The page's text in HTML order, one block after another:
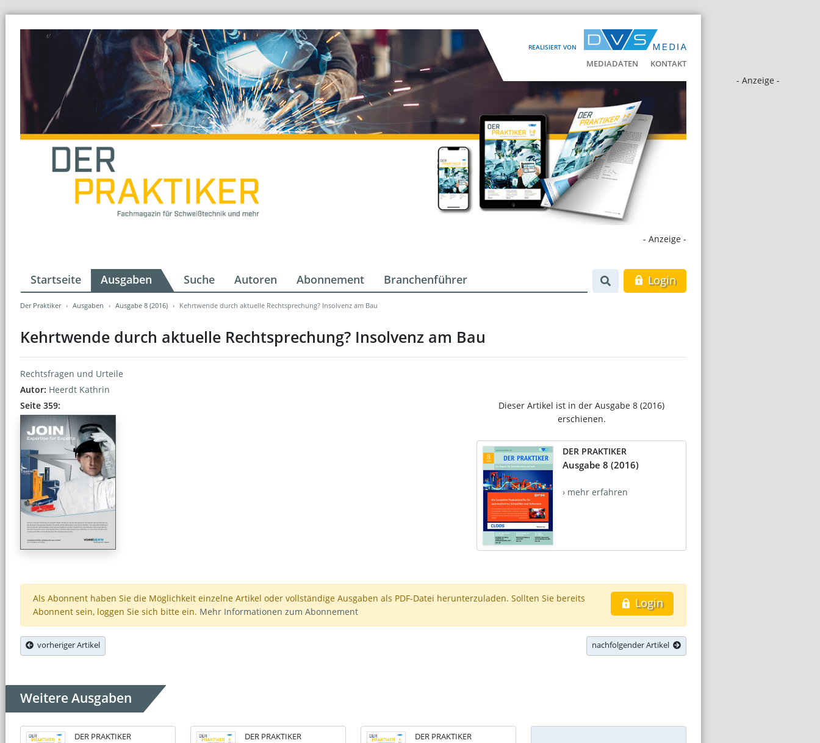
REALISIERT VON
MEDIADATEN KONTAKT
- Anzeige -
- Anzeige -
Startseite Ausgaben Suche Autoren Abonnement Branchenführer Login
Der Praktiker Ausgaben Ausgabe 8 (2016) Kehrtwende durch aktuelle Rechtsprechung? Insolvenz am Bau
Kehrtwende durch aktuelle Rechtsprechung? Insolvenz am Bau
Rechtsfragen und Urteile
Autor: Heerdt Kathrin
Seite 359:
Dieser Artikel ist in der Ausgabe 8 (2016)
erschienen.
DER PRAKTIKER
Ausgabe 8 (2016)
› mehr erfahren
Login
Als Abonnent haben Sie die Möglichkeit einzelne Artikel oder vollständige Ausgaben als PDF-Datei herunterzuladen. Sollten Sie bereits
Abonnent sein, loggen Sie sich bitte ein. Mehr Informationen zum Abonnement
vorheriger Artikel nachfolgender Artikel
Weitere Ausgaben
DER PRAKTIKER DER PRAKTIKER DER PRAKTIKER